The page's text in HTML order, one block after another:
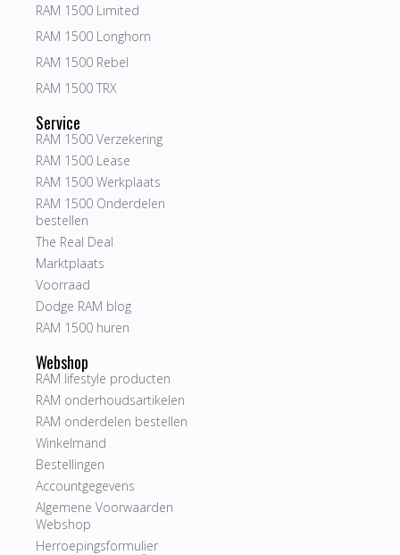
RAM 1500 Limited
RAM 1500 Longhorn
RAM 1500 Rebel
RAM 1500 TRX
Service
RAM 1500 Verzekering
RAM 1500 Lease
RAM 1500 Werkplaats
RAM 1500 Onderdelen
bestellen
The Real Deal
Marktplaats
Voorraad
Dodge RAM blog
RAM 1500 huren
Webshop
RAM lifestyle producten
RAM onderhoudsartikelen
RAM onderdelen bestellen
Winkelmand
Bestellingen
Accountgegevens
Algemene Voorwaarden
Webshop
Herroepingsformulier